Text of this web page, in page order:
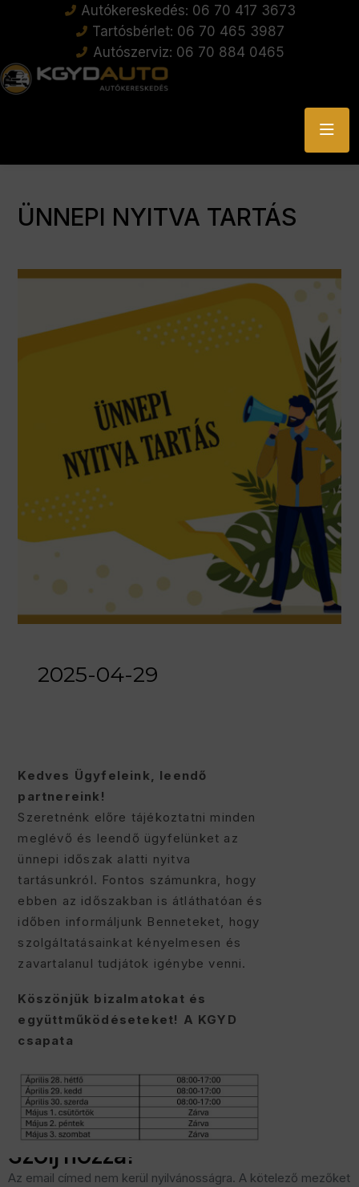
Autókereskedés: 06 70 417 3673
Tartósbérlet: 06 70 465 3987
Autószerviz: 06 70 884 0465
ÜNNEPI NYITVA TARTÁS
2025-04-29
Kedves Ügyfeleink, leendő
partnereink!
Szeretnénk előre tájékoztatni minden
meglévő és leendő ügyfelünket az
ünnepi időszak alatti nyitva
tartásunkról. Fontos számunkra, hogy
ebben az időszakban is átláthatóan és
időben informáljunk Benneteket, hogy
szolgáltatásainkat kényelmesen és
zavartalanul tudjátok igénybe venni.
Köszönjük bizalmatokat és
együttműködéseteket! A KGYD
csapata
Szólj hozzá!
Az email címed nem kerül nyilvánosságra. A kötelező mezőket